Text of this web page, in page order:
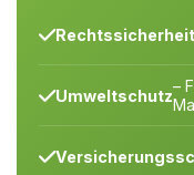
Rechtssicherheit
Umweltschutz–